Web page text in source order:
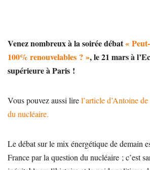
Venez nombreux à la soirée débat«
100% renouvelables ? », le 21 mars à
supérieure à Paris !
Vous pouvez aussi lirel’article d’Antoine
du nucléaire.
Le débat sur le mix énergétique de demain
France par la question du nucléaire ; c’est